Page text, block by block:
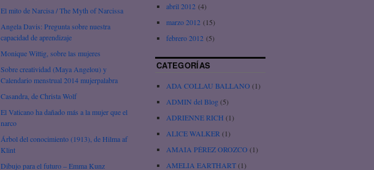
El mito de Narcisa / The Myth of Narcissa
Angela Davis: Pregunta sobre nuestra
capacidad de aprendizaje
Monique Wittig, sobre las mujeres
Sobre creatividad (Maya Angelou) y
Calendario menstrual 2014 mujerpalabra
Casandra, de Christa Wolf
El Vaticano ha dañado más a la mujer que el
narco
Árbol del conocimiento (1913), de Hilma af
Klint
Dibujo para el futuro – Emma Kunz
abril 2012 (4)
marzo 2012 (15)
febrero 2012 (5)
CATEGORÍAS
ADA COLLAU BALLANO (1)
ADMIN del Blog(5)
ADRIENNE RICH (1)
ALICE WALKER (1)
AMAIA PÉREZ OROZCO (1)
AMELIA EARTHART(1)